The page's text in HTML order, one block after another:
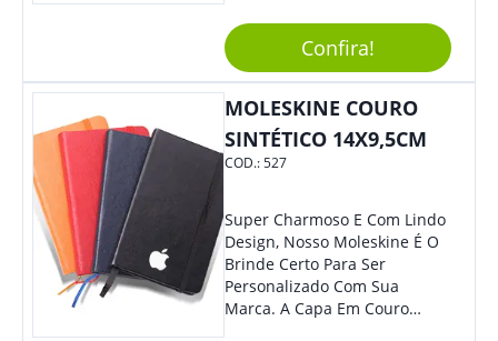
Elástico Permite Maior
Segurança Ao Carregá-Lo.
Ofereça A Seus Clientes E
Colaboradores, Sem Dúvidas
Eles Irão Adorar.
Confira!
MOLESKINE COURO
SINTÉTICO 14X9,5CM
COD.:527
Super Charmoso E Com Lindo
Design, Nosso Moleskine É O
Brinde Certo Para Ser
Personalizado Com Sua
Marca. A Capa Em Couro